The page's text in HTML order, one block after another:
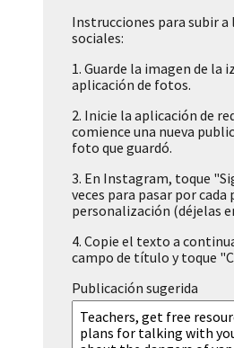
Instrucciones para subir a
sociales:
1. Guarde la imagen de la
aplicación de fotos.
2. Inicie la aplicación de
comience una nueva
foto que guardó.
3. En Instagram, toque
veces para pasar por
personalización (déjelas
4. Copie el texto a
campo de título y toque
Publicación sugerida